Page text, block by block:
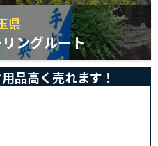
県
ングルート
品高く売れます！